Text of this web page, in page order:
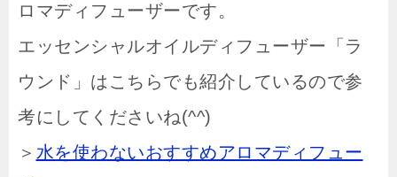
ロマディフューザーです。
エッセンシャルオイルディフューザー「ラ
ウンド」はこちらでも紹介しているので参
考にしてくださいね(^^)
＞ 水を使わないおすすめアロマディフュー